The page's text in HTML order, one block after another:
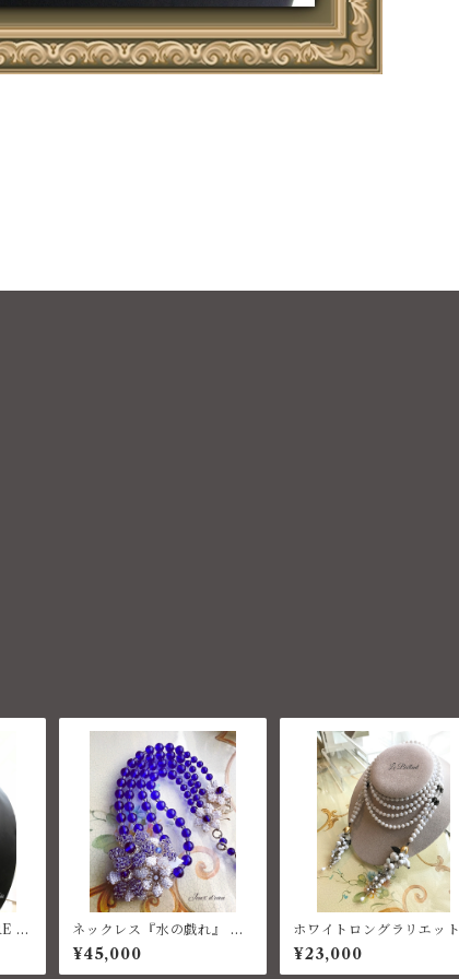
ネックレス『水の戯れ』 コ
スチュームジュエリー
¥45,000
ホワイトロングラリエット
¥23,000